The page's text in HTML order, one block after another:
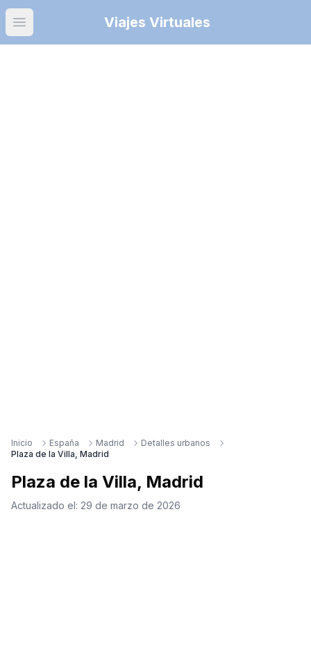
Open main menuViajes Virtuales
Inicio España Madrid
Detalles urbanos
Plaza de la Villa, Madrid
Plaza de la Villa, Madrid
Actualizado el: 29 de marzo de 2026